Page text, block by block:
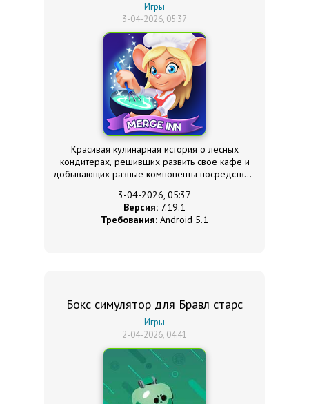
Игры
3-04-2026, 05:37
Красивая кулинарная история о лесных
кондитерах, решивших развить свое кафе и
добывающих разные компоненты посредством
3-04-2026, 05:37
Версия: 7.19.1
Требования: Android 5.1
Бокс симулятор для Бравл старс
Игры
2-04-2026, 04:41